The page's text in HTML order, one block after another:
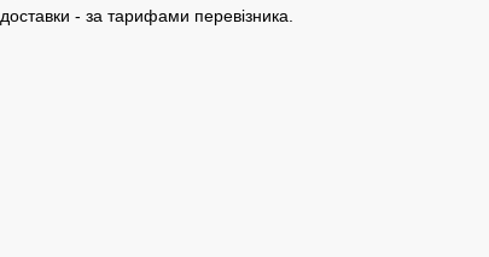
доставки - за тарифами перевізника.